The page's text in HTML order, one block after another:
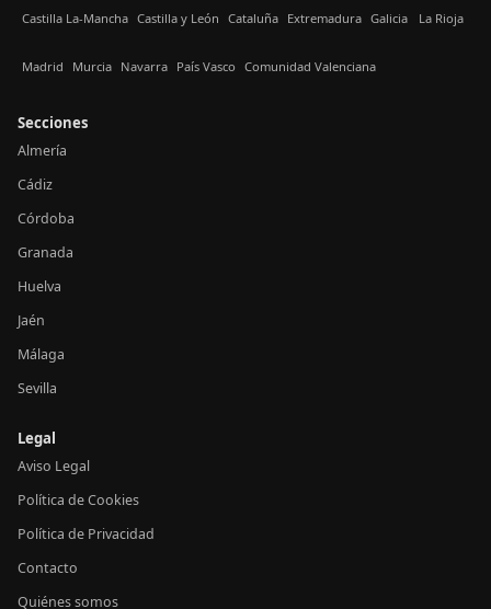
Castilla La-Mancha Castilla y León Cataluña Extremadura Galicia La Rioja
Madrid Murcia Navarra País Vasco Comunidad Valenciana
Secciones
Almería
Cádiz
Córdoba
Granada
Huelva
Jaén
Málaga
Sevilla
Legal
Aviso Legal
Política de Cookies
Política de Privacidad
Contacto
Quiénes somos